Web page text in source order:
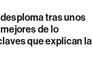
tras unos
de lo
que explican la